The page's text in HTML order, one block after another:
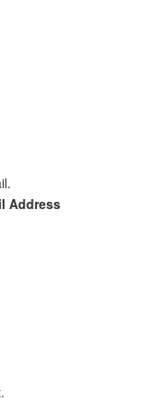
Address